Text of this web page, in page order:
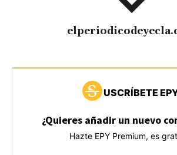
USCRÍBETE
¿Quieres añadir un nuevo
Hazte EPY Premium, es